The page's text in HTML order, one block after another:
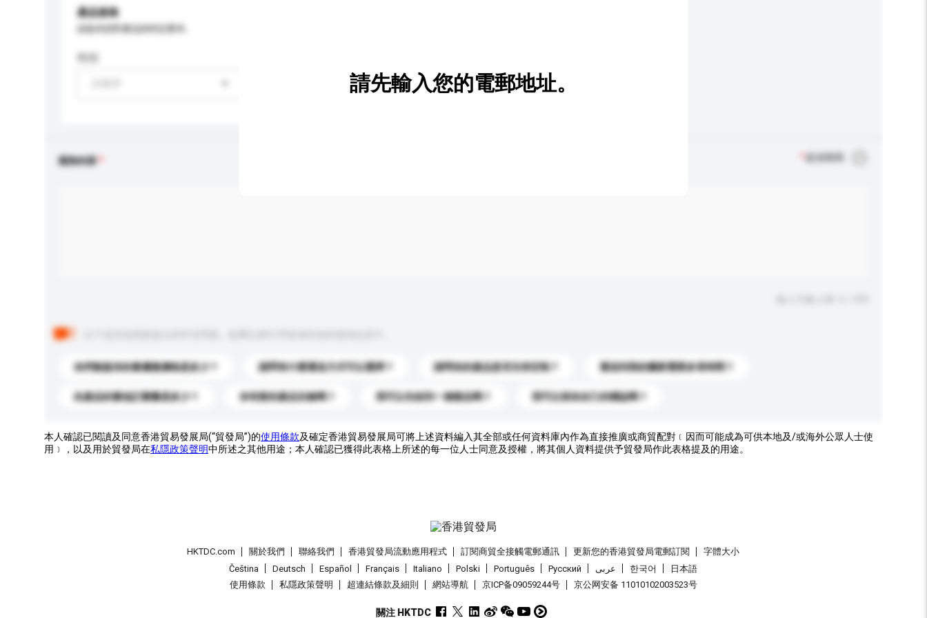
產品規格
新增/刪除選項
查詢內容
你們能提供的最優惠價格是多少？ 請問有什麼運送方式可以選擇？ 請問你的產品是否支持定制？ 運送到我的國家需要多長時間？
此產品的最低訂購量是多少？ 你有新的產品目錄嗎？ 我可以先收到一個樣品嗎？ 我可以添加自己的標誌嗎？
請先輸入您的電郵地址。
本人確認已閱讀及同意香港貿易發展局(“貿發局”)的使用條款及確定香港貿易發展局可將上述資料編入其全部或任何資料庫內作為直接推廣或商貿配對﹝因而可能成為可供本地及/或海外公眾人士使
用﹞，以及用於貿發局在私隱政策聲明中所述之其他用途；本人確認已獲得此表格上所述的每一位人士同意及授權，將其個人資料提供予貿發局作此表格提及的用途。
HKTDC.com 關於我們 聯絡我們 香港貿發局流動應用程式 訂閱商貿全接觸電郵通訊 更新您的香港貿發局電郵訂閱
字體大小
Čeština
Deutsch Español Français Italiano Polski Português Pусский عربى 한국어
日本語
使用條款
私隱政策聲明 超連結條款及細則 網站導航 京ICP备09059244号 京公网安备 11010102003523号
關注 HKTDC